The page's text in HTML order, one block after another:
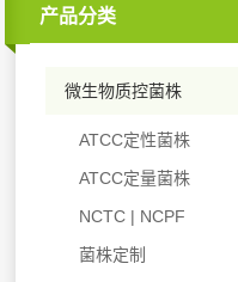
产品分类
微生物质控菌株
ATCC定性菌株
ATCC定量菌株
NCTC | NCPF
菌株定制